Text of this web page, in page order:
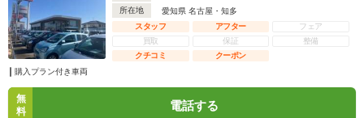
所在地
愛知県 名古屋・知多
スタッフ
アフター
フェア
買取
保証
整備
クチコミ
クーポン
購入プラン付き車両
無
料
電話する